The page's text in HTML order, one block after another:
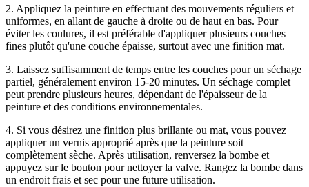
2. Appliquez la peinture en effectuant des mouvements réguliers et
uniformes, en allant de gauche à droite ou de haut en bas. Pour
éviter les coulures, il est préférable d'appliquer plusieurs couches
fines plutôt qu'une couche épaisse, surtout avec une finition mat.
3. Laissez suffisamment de temps entre les couches pour un séchage
partiel, généralement environ 15-20 minutes. Un séchage complet
peut prendre plusieurs heures, dépendant de l'épaisseur de la
peinture et des conditions environnementales.
4. Si vous désirez une finition plus brillante ou mat, vous pouvez
appliquer un vernis approprié après que la peinture soit
complètement sèche. Après utilisation, renversez la bombe et
appuyez sur le bouton pour nettoyer la valve. Rangez la bombe dans
un endroit frais et sec pour une future utilisation.